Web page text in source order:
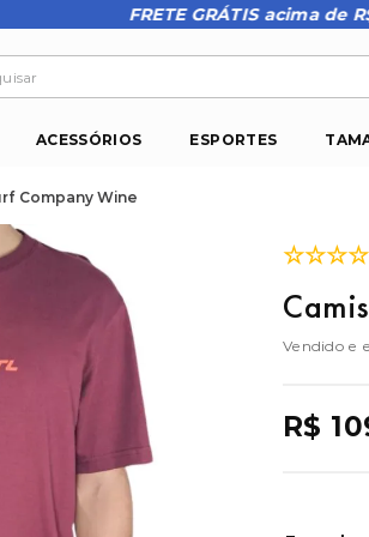
FRETE GRÁTIS acima de
ACESSÓRIOS ESPORTES
Company Wine
☆☆☆☆
Vendido e
R$